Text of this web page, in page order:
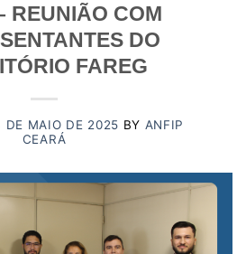
REUNIÃO COM
DO
FAREG
DE MAIO DE 2025 BY ANFIP
CEARÁ